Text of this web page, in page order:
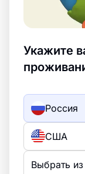
Укажите
Россия
США
Выбрать
Легко
Instagram с
Turbologo.
внимание